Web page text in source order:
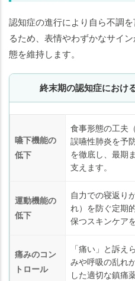
認知症の進行により自ら不調
るため、表情やわずかなサイ
態を維持します。
終末期の認知症におけ
嚥下機能の
低下
食事形態の工夫
誤嚥性肺炎を予
を徹底し、最期
支えます。
運動機能の
低下
自力での寝返り
れ）を防ぐ定期
保つスキンケア
痛みのコン
トロール
「痛い」と訴え
みや呼吸の乱れ
した適切な鎮痛